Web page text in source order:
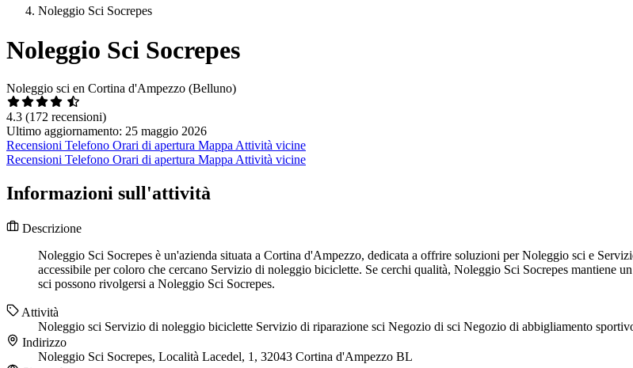
Noleggio Sci Socrepes
Noleggio Sci Socrepes
Noleggio sci en Cortina d'Ampezzo (Belluno)
4.3 (172 recensioni)
Ultimo aggiornamento: 25 maggio 2026
Recensioni Telefono Orari di apertura Mappa Attività vicine
Recensioni Telefono Orari di apertura Mappa Attività vicine
Informazioni sull'attività
Descrizione
Noleggio Sci Socrepes è un'azienda situata a Cortina d'Ampezzo, dedicata a offrire soluzioni per Noleggio sci e
accessibile per coloro che cercano Servizio di noleggio biciclette. Se cerchi qualità, Noleggio Sci Socrepes mantiene
sci possono rivolgersi a Noleggio Sci Socrepes.
Attività
Noleggio sci Servizio di noleggio biciclette Servizio di riparazione sci Negozio di sci Negozio di abbigliamento
Indirizzo
Noleggio Sci Socrepes, Località Lacedel, 1, 32043 Cortina d'Ampezzo BL